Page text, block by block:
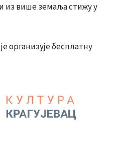
више земаља стижу у
организује бесплатну